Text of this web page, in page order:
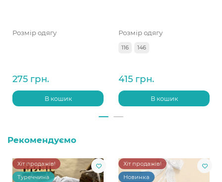
Розмір одягу
275 грн.
В кошик
Розмір одягу
116 146
415 грн.
В кошик
Рекомендуємо
Хіт продажів!
Туреччина
Хіт продажів!
Новинка